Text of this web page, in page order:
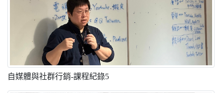
自媒體與社群行銷-課程紀錄5